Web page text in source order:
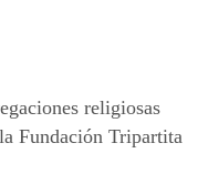
religiosas
Fundación Tripartita